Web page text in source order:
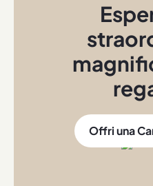
Offri una